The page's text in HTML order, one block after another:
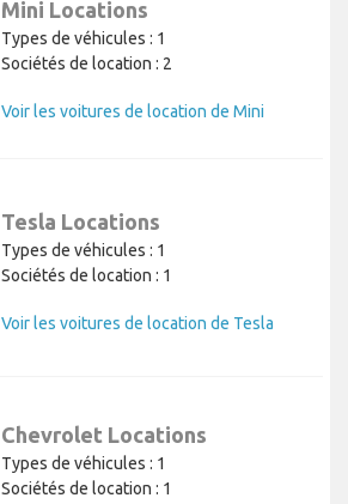
Mini Locations
Types de véhicules : 1
Sociétés de location : 2
Voir les voitures de location de Mini
Tesla Locations
Types de véhicules : 1
Sociétés de location : 1
Voir les voitures de location de Tesla
Chevrolet Locations
Types de véhicules : 1
Sociétés de location : 1